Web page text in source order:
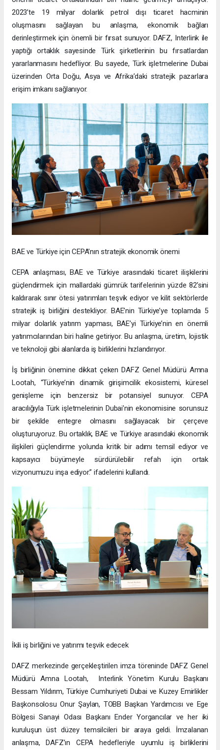
2023’te 19 milyar dolarlık petrol dışı ticaret hacminin
oluşmasını sağlayan bu anlaşma, ekonomik bağları
derinleştirmek için önemli bir fırsat sunuyor. DAFZ, Interlink ile
yaptığı ortaklık sayesinde Türk şirketlerinin bu fırsatlardan
yararlanmasını hedefliyor. Bu sayede, Türk işletmelerine Dubai
üzerinden Orta Doğu, Asya ve Afrika’daki stratejik pazarlara
erişim imkanı sağlanıyor.
BAE ve Türkiye için CEPA’nın stratejik ekonomik önemi
CEPA anlaşması, BAE ve Türkiye arasındaki ticaret ilişkilerini
güçlendirmek için mallardaki gümrük tarifelerinin yüzde 82’sini
kaldırarak sınır ötesi yatırımları teşvik ediyor ve kilit sektörlerde
stratejik iş birliğini destekliyor. BAE’nin Türkiye’ye toplamda 5
milyar dolarlık yatırım yapması, BAE’yi Türkiye’nin en önemli
yatırımcılarından biri haline getiriyor. Bu anlaşma, üretim, lojistik
ve teknoloji gibi alanlarda iş birliklerini hızlandırıyor.
İş birliğinin önemine dikkat çeken DAFZ Genel Müdürü Amna
Lootah, “Türkiye’nin dinamik girişimcilik ekosistemi, küresel
genişleme için benzersiz bir potansiyel sunuyor. CEPA
aracılığıyla Türk işletmelerinin Dubai’nin ekonomisine sorunsuz
bir şekilde entegre olmasını sağlayacak bir çerçeve
oluşturuyoruz. Bu ortaklık, BAE ve Türkiye arasındaki ekonomik
ilişkileri güçlendirme yolunda kritik bir adımı temsil ediyor ve
kapsayıcı büyümeyle sürdürülebilir refah için ortak
vizyonumuzu inşa ediyor.” ifadelerini kullandı.
İkili iş birliğini ve yatırımı teşvik edecek
DAFZ merkezinde gerçekleştirilen imza töreninde DAFZ Genel
Müdürü Amna Lootah, Interlink Yönetim Kurulu Başkanı
Bessam Yıldırım, Türkiye Cumhuriyeti Dubai ve Kuzey Emirlikler
Başkonsolosu Onur Şaylan, TOBB Başkan Yardımcısı ve Ege
Bölgesi Sanayi Odası Başkanı Ender Yorgancılar ve her iki
kuruluşun üst düzey temsilcileri bir araya geldi. İmzalanan
anlaşma, DAFZ’ın CEPA hedefleriyle uyumlu iş birliklerini